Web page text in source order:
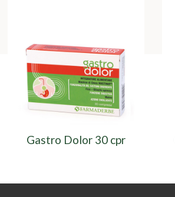
Gastro Dolor 30 cpr